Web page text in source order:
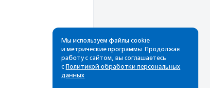
Мы используем файлы cookie
и метрические программы. Продолжая
работу с сайтом, вы соглашаетесь
с Политикой обработки персональных
данных